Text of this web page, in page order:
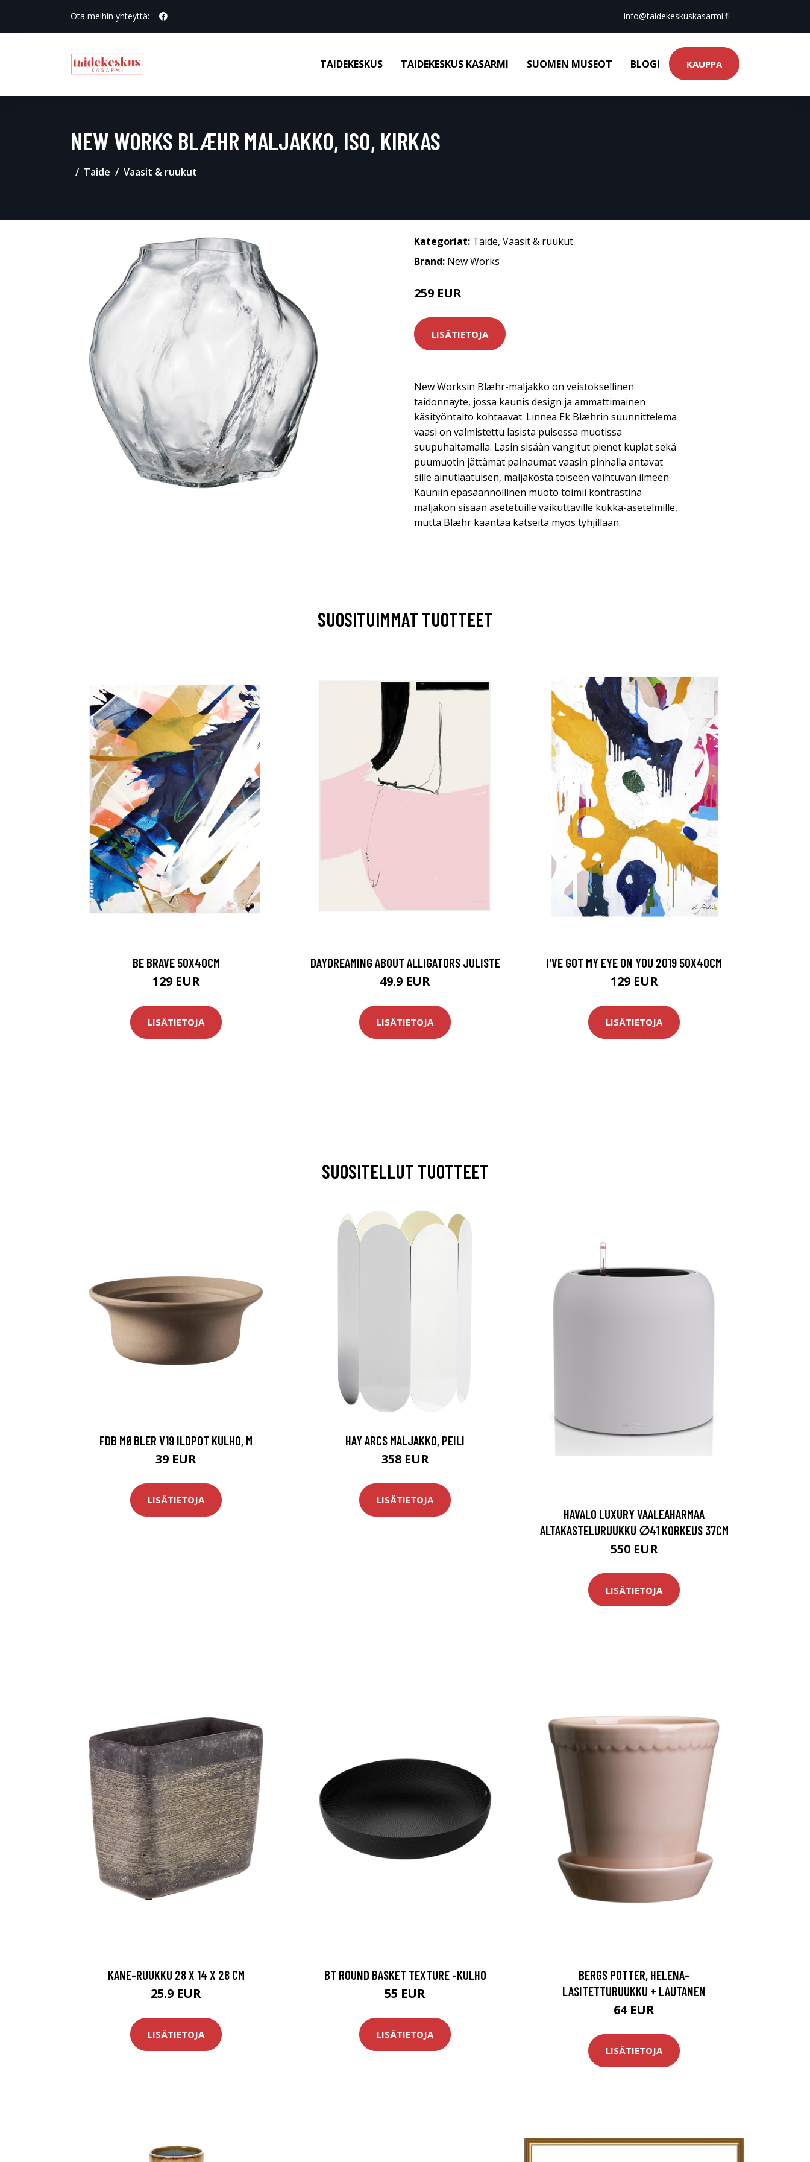
Ota meihin yhteyttä: info@taidekeskuskasarmi.fi
TAIDEKESKUS TAIDEKESKUS KASARMI SUOMEN MUSEOT BLOGI KAUPPA
NEW WORKS BLÆHR MALJAKKO, ISO, KIRKAS
Taide Vaasit & ruukut
Kategoriat: Taide, Vaasit & ruukut
Brand: New Works
259 EUR
LISÄTIETOJA
New Worksin Blæhr-maljakko on veistoksellinen
taidonnäyte, jossa kaunis design ja ammattimainen
käsityöntaito kohtaavat. Linnea Ek Blæhrin suunnittelema
vaasi on valmistettu lasista puisessa muotissa
suupuhaltamalla. Lasin sisään vangitut pienet kuplat sekä
puumuotin jättämät painaumat vaasin pinnalla antavat
sille ainutlaatuisen, maljakosta toiseen vaihtuvan ilmeen.
Kauniin epäsäännöllinen muoto toimii kontrastina
maljakon sisään asetetuille vaikuttaville kukka-asetelmille,
mutta Blæhr kääntää katseita myös tyhjillään.
SUOSITUIMMAT TUOTTEET
BE BRAVE 50X40CM
129 EUR
LISÄTIETOJA
DAYDREAMING ABOUT ALLIGATORS JULISTE
49.9 EUR
LISÄTIETOJA
I'VE GOT MY EYE ON YOU 2019 50X40CM
129 EUR
LISÄTIETOJA
SUOSITELLUT TUOTTEET
FDB MØBLER V19 ILDPOT KULHO, M
39 EUR
LISÄTIETOJA
HAY ARCS MALJAKKO, PEILI
358 EUR
LISÄTIETOJA
HAVALO LUXURY VAALEAHARMAA
ALTAKASTELURUUKKU ∅41 KORKEUS 37CM
550 EUR
LISÄTIETOJA
KANE-RUUKKU 28 X 14 X 28 CM
25.9 EUR
LISÄTIETOJA
BT ROUND BASKET TEXTURE -KULHO
55 EUR
LISÄTIETOJA
BERGS POTTER, HELENA-
LASITETTURUUKKU + LAUTANEN
64 EUR
LISÄTIETOJA